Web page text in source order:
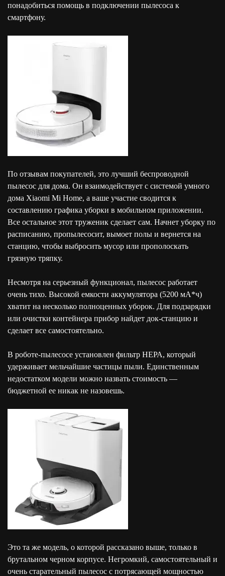
понадобиться помощь в подключении пылесоса к
смартфону.
По отзывам покупателей, это лучший беспроводной
пылесос для дома. Он взаимодействует с системой умного
дома Xiaomi Mi Home, а ваше участие сводится к
составлению графика уборки в мобильном приложении.
Все остальное этот труженик сделает сам. Начнет уборку по
расписанию, пропылесосит, вымоет полы и вернется на
станцию, чтобы выбросить мусор или прополоскать
грязную тряпку.
Несмотря на серьезный функционал, пылесос работает
очень тихо. Высокой емкости аккумулятора (5200 мА*ч)
хватит на несколько полноценных уборок. Для подзарядки
или очистки контейнера прибор найдет док-станцию и
сделает все самостоятельно.
В роботе-пылесосе установлен фильтр НЕРА, который
удерживает мельчайшие частицы пыли. Единственным
недостатком модели можно назвать стоимость —
бюджетной ее никак не назовешь.
Это та же модель, о которой рассказано выше, только в
брутальном черном корпусе. Негромкий, самостоятельный и
очень старательный пылесос с потрясающей мощностью